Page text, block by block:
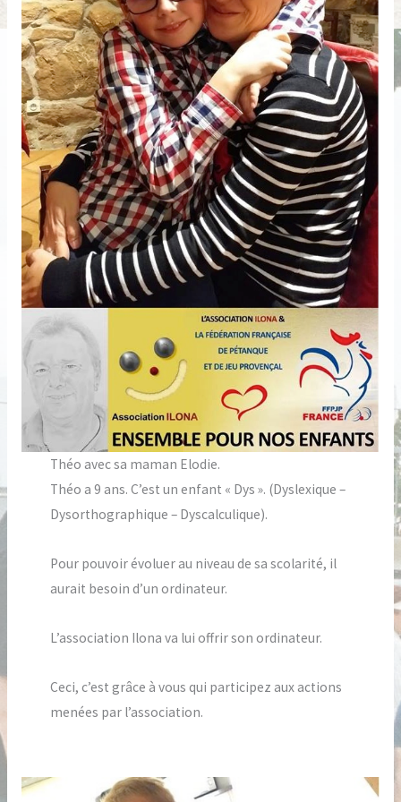
Théo avec sa maman Elodie.
Théo a 9 ans. C’est un enfant « Dys ». (Dyslexique –
Dysorthographique – Dyscalculique).
Pour pouvoir évoluer au niveau de sa scolarité, il
aurait besoin d’un ordinateur.
L’association Ilona va lui offrir son ordinateur.
Ceci, c’est grâce à vous qui participez aux actions
menées par l’association.